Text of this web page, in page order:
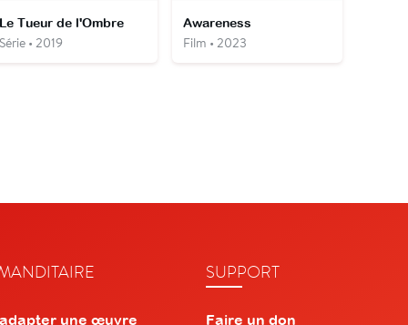
Tueur de l'Ombre
• 2019
Awareness
Film • 2023
une œuvre
SUPPORT
Faire un don